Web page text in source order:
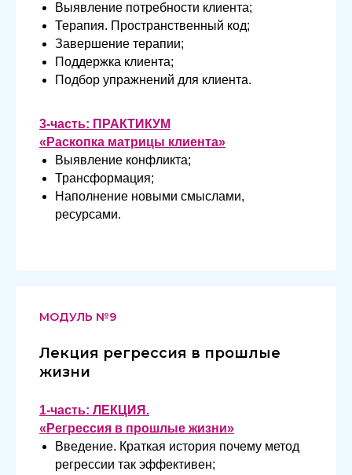
Выявление потребности клиента;
Терапия. Пространственный код;
Завершение терапии;
Поддержка клиента;
Подбор упражнений для клиента.
3-часть: ПРАКТИКУМ
«Раскопка матрицы клиента»
Выявление конфликта;
Трансформация;
Наполнение новыми смыслами,
ресурсами.
МОДУЛЬ №9
Лекция регрессия в прошлые
жизни
1-часть: ЛЕКЦИЯ.
«Регрессия в прошлые жизни»
Введение. Краткая история почему метод
регрессии так эффективен;